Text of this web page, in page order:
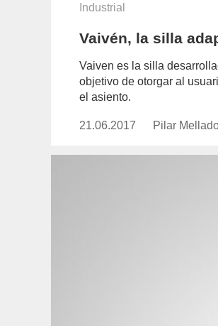
Industrial
Vaivén, la silla
Vaiven es la silla
objetivo de otorgar al
el asiento.
Publicado
21.06.2017
https://
Pilar